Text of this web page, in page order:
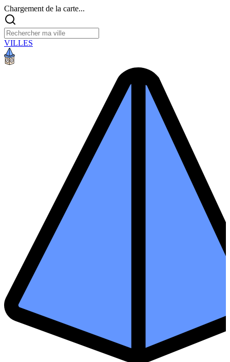
Chargement de la carte...
VILLES